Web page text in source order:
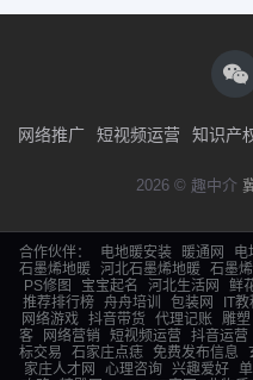
网络推广 短视频运营 知识产
2026 © 趣中介
合作伙伴： 电地暖安装 暖通网 电
石墨烯地暖
河北石墨烯地暖 石墨
PS修图
宝宝起名 河北生活网 鲜
推荐排行榜
舟舟培训 包装网 IT教
网络游戏 抖音带货 代理记账 雕塑
客
网络营销 短视频运营 抖音运营
标交易
石家庄点痣 免费发布信息
家庄人才网
心理咨询 兴趣爱好